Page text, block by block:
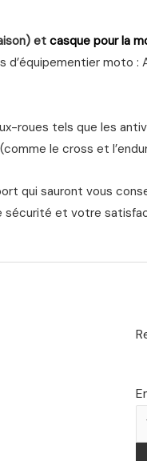
et casque pour la
moto :
roues tels que les
le cross et
qui sauront vous
sécurité et votre